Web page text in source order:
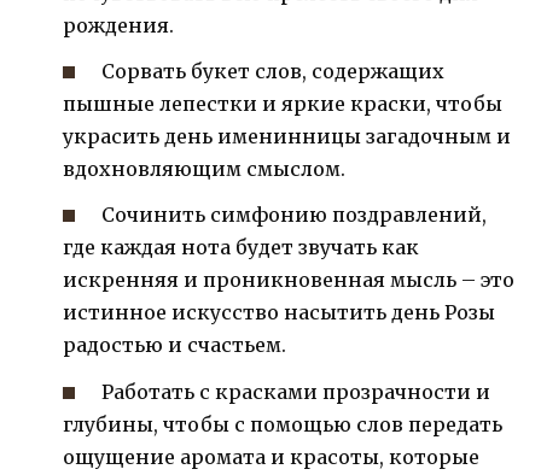
рождения.
Сорвать букет слов, содержащих
пышные лепестки и яркие краски, чтобы
украсить день именинницы загадочным и
вдохновляющим смыслом.
Сочинить симфонию поздравлений,
где каждая нота будет звучать как
искренняя и проникновенная мысль – это
истинное искусство насытить день Розы
радостью и счастьем.
Работать с красками прозрачности и
глубины, чтобы с помощью слов передать
ощущение аромата и красоты, которые